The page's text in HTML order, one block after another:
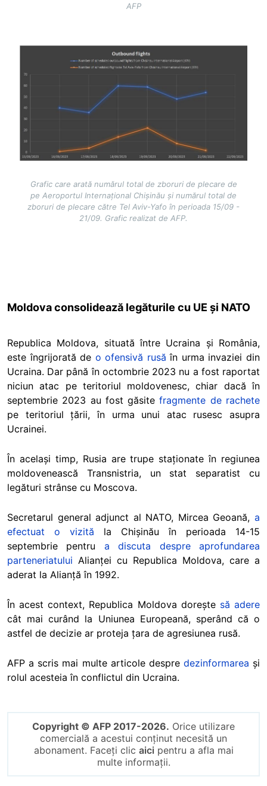
AFP
Grafic care arată numărul total de zboruri de plecare de
pe Aeroportul Internațional Chișinău și numărul total de
zboruri de plecare către Tel Aviv-Yafo în perioada 15/09 -
21/09. Grafic realizat de AFP.
Moldova consolidează legăturile cu UE și NATO
Republica Moldova, situată între Ucraina și România,
este îngrijorată de o ofensivă rusă în urma invaziei din
Ucraina. Dar până în octombrie 2023 nu a fost raportat
niciun atac pe teritoriul moldovenesc, chiar dacă în
septembrie 2023 au fost găsitefragmente de rachete
pe teritoriul țării, în urma unui atac rusesc asupra
Ucrainei.
În același timp, Rusia are trupe staționate în regiunea
moldovenească Transnistria, un stat separatist cu
legături strânse cu Moscova.
Secretarul general adjunct al NATO, Mircea Geoană, a
efectuat o vizită la Chișinău în perioada 14-15
septembrie pentru a discuta despre aprofundarea
parteneriatului Alianței cu Republica Moldova, care a
aderat la Alianță în 1992.
În acest context, Republica Moldova dorește să adere
cât mai curând la Uniunea Europeană, sperând că o
astfel de decizie ar proteja țara de agresiunea rusă.
AFP a scris mai multe articole despre dezinformarea și
rolul acesteia în conflictul din Ucraina.
Copyright © AFP 2017-2026. Orice utilizare
comercială a acestui conținut necesită un
abonament. Faceți clic aici pentru a afla mai
multe informații.